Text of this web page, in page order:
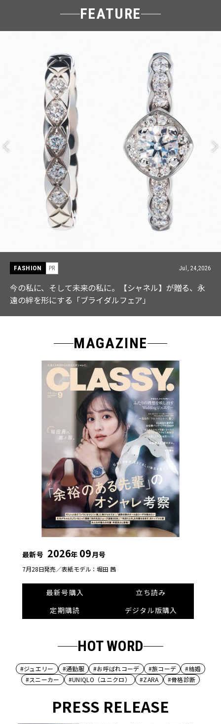
FEATURE
FASHION PR Jul, 15,2026
【ICB】人気インフルエンサーと共同制作! 週5で着たく
なる「名品ブラウス」２選
MAGAZINE
最新号 2026年 09月号
7月28日発売／表紙モデル：堀田 茜
最新号購入
立ち読み
定期購読
デジタル版購入
HOT WORD
#ジュエリー #通勤服 #お呼ばれコーデ #旅コーデ
#結婚
#スニーカー
#UNIQLO（ユニクロ） #ZARA #骨格診断
PRESS RELEASE